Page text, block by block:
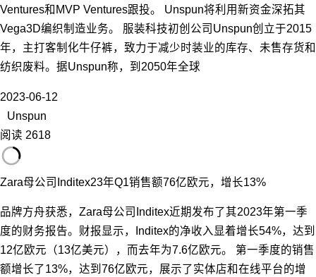
Ventures和MVP Ventures跟投。 Unspun将利用新资金深拓其
Vega3D编织制造业务。 服装科技初创公司Unspun创立于2015
年，主打客制化牛仔裤，致力于减少时装业的库存、未售存货和
纺织废料。据Unspun称，到2050年全球
2023-06-12
Unspun
阅读 2618
Zara母公司Inditex23年Q1销售额76亿欧元，增长13%
品牌方舟获悉，Zara母公司Inditex近期发布了其2023年第一季
度的财务报告。财报显示，Inditex的净收入显着增长54%，达到
12亿欧元（13亿美元），而去年为7.6亿欧元。 第一季度的销售
额增长了13%，达到76亿欧元，展示了实体店和在线平台的增